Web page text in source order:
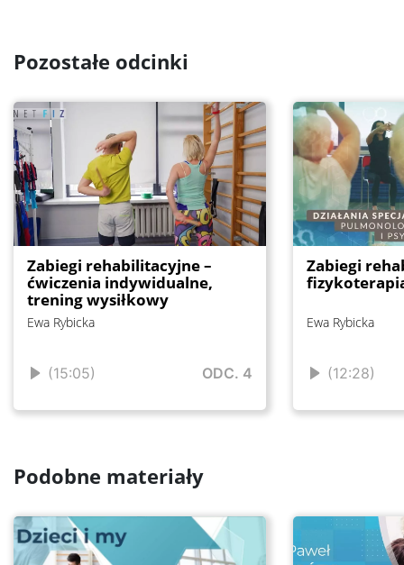
Pozostałe odcinki
Zabiegi rehabilitacyjne –
ćwiczenia indywidualne,
trening wysiłkowy
Ewa Rybicka
(15:05) ODC. 4
Zabiegi
Ewa Rybicka
(12:28)
Podobne materiały